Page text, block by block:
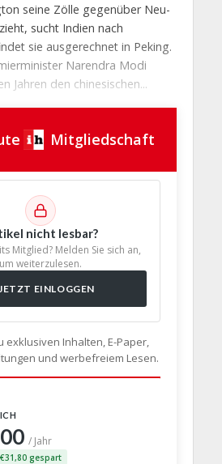
seine Zölle gegenüber Neu-
sucht Indien nach
sie ausgerechnet in Peking.
Narendra Modi
Jahren den chinesischen...
Mitgliedschaft
nicht lesbar?
Mitglied? Melden Sie sich an,
um weiterzulesen.
JETZT EINLOGGEN
exklusiven Inhalten, E-Paper,
und werbefreiem Lesen.
/ Jahr
gespart